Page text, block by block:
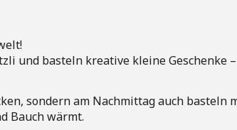
und basteln kreative kleine Geschenke
sondern am Nachmittag auch
Bauch wärmt.